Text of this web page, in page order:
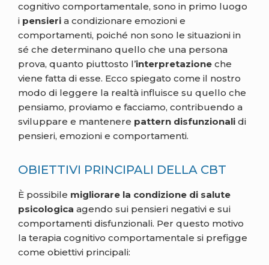
cognitivo comportamentale, sono in primo luogo
i pensieri a condizionare emozioni e
comportamenti, poiché non sono le situazioni in
sé che determinano quello che una persona
prova, quanto piuttosto l’interpretazione che
viene fatta di esse. Ecco spiegato come il nostro
modo di leggere la realtà influisce su quello che
pensiamo, proviamo e facciamo, contribuendo a
sviluppare e mantenere pattern disfunzionali di
pensieri, emozioni e comportamenti.
OBIETTIVI PRINCIPALI DELLA CBT
È possibile migliorare la condizione di salute
psicologica agendo sui pensieri negativi e sui
comportamenti disfunzionali. Per questo motivo
la terapia cognitivo comportamentale si prefigge
come obiettivi principali: